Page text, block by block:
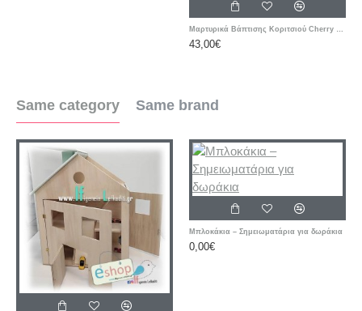
Μαρτυρικά Βάπτισης Κοριτσιού Cherry – Ροζ & Μπεζ Βραχιόλια με Δερμάτινο Κορδόνι και Μεταλλικό Σταυρό
43,00€
Same category Same brand
Μπλοκάκια – Σημειωματάρια για δωράκια
0,00€